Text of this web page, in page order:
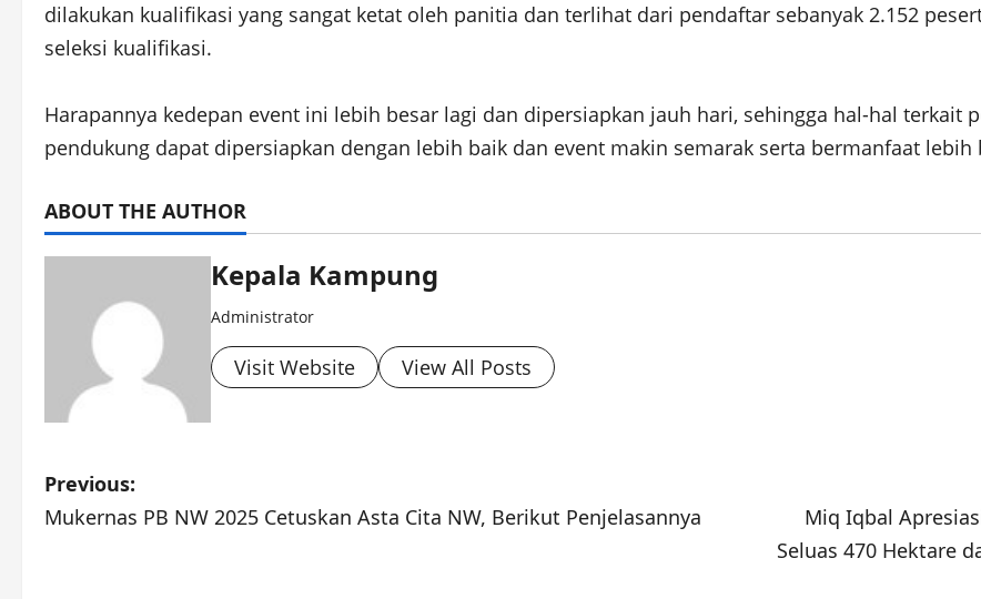
dilakukan kualifikasi yang sangat ketat oleh panitia dan terlihat dari pendaftar sebanyak 2.152
seleksi kualifikasi.
Harapannya kedepan event ini lebih besar lagi dan dipersiapkan jauh hari, sehingga hal-hal terkait
pendukung dapat dipersiapkan dengan lebih baik dan event makin semarak serta bermanfaat lebih
ABOUT THE AUTHOR
Kepala Kampung
Administrator
Visit Website View All Posts
P
o
Previous:
Mukernas PB NW 2025 Cetuskan Asta Cita NW, Berikut Penjelasannya
Miq Iqbal
Seluas 470 Hektare